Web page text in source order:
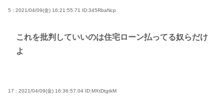
5 : 2021/04/09(金) 16:21:55.71 ID:345RbaNcp
これを批判していいのは住宅ローン払ってる奴らだけ
よ
17 : 2021/04/09(金) 16:36:57.04 ID:MXtDtgtkM